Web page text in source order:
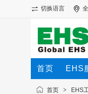
切换语言
首页 EHS
首页 > EHS